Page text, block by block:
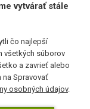
vytvárať stále
čo najlepší
všetkých súborov
a zavrieť alebo
Spravovať
osobných údajov.